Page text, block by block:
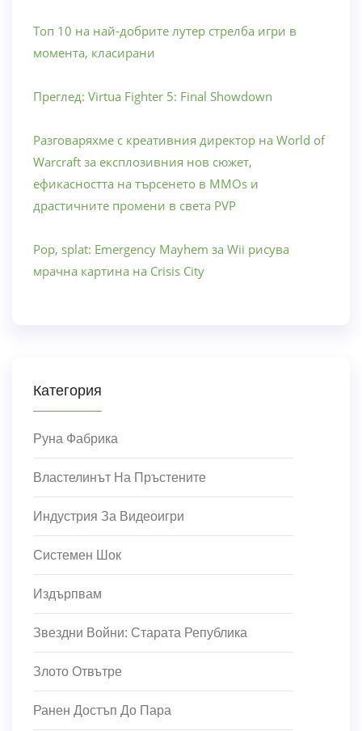
Топ 10 на най-добрите лутер стрелба игри в
момента, класирани
Преглед: Virtua Fighter 5: Final Showdown
Разговаряхме с креативния директор на World of
Warcraft за експлозивния нов сюжет,
ефикасността на търсенето в MMOs и
драстичните промени в света PVP
Pop, splat: Emergency Mayhem за Wii рисува
мрачна картина на Crisis City
Категория
Руна Фабрика
Властелинът На Пръстените
Индустрия За Видеоигри
Системен Шок
Издърпвам
Звездни Войни: Старата Република
Злото Отвътре
Ранен Достъп До Пара